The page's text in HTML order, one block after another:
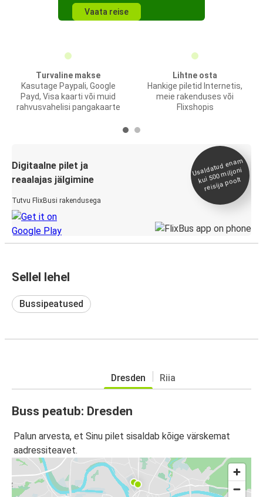
Vaata reise
Turvaline makse
Kasutage Paypali, Google
Payd, Visa kaarti või muid
rahvusvahelisi pangakaarte
Lihtne osta
Hankige piletid Internetis,
meie rakenduses või
Flixshopis
Digitaalne pilet ja
reaalajas jälgimine
Tutvu FlixBusi rakendusega
Usaldatud ena
m
kui 500
miljoni
reisija poolt
Sellel lehel
Bussipeatused
Dresden Riia
Buss peatub: Dresden
Palun arvesta, et Sinu pilet sisaldab kõige värskemat
aadressiteavet.